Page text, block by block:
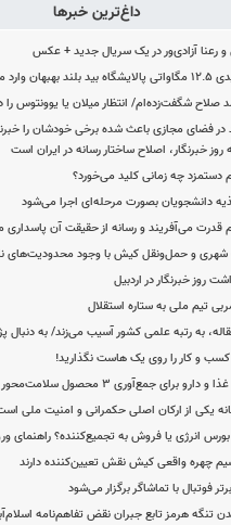
داغ‌ترین خبرها
رعنا آزادی‌ور در یک سریال جدید + عکس
تولید شد
صلاح شگفت‌زده‌ام/ انتظار میلان یا یوونتوس را
فضای مجازی باعث شده برخی خودشان را
خبرنگار، اصلاح ساختار رسانه در ایران است
دستمزد چه زمانی کلید می‌خورد؟
دانشجویان بصورت مرحله‌ای اجرا می‌شود
قدرت می‌آفریند و رسانه از حقیقت آن پاسداری
و حمل‌ونقل کیش با وجود محدودیت‌های
روز خبرنگار در اردبیل
تیم ملی به ستاره استقلال
به رتبه علمی کشور آسیب می‌زند/ به دنبال
و کار را روی یک هاست نگذارید!
برای جمع‌آوری ۳ محصول سلامت‌محور
یکی از ارکان اصلی حکمرانی و امنیت ملی
انرژی یا فروش به تجمیع‌کننده؟ راهنمای ورود
چهره واقعی کیش نقش تعیین‌کننده دارند
فوتبال با تماشاگر برگزار می‌شود
تنگه هرمز تابع جبران نقض تفاهم‌نامه